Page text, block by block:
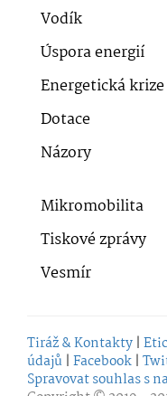
Vodík
Úspora energií
Energetická krize
Dotace
Názory
Mikromobilita
Tiskové zprávy
Vesmír
Tiráž & Kontakty |
údajů | Facebook |
Spravovat souhlas s